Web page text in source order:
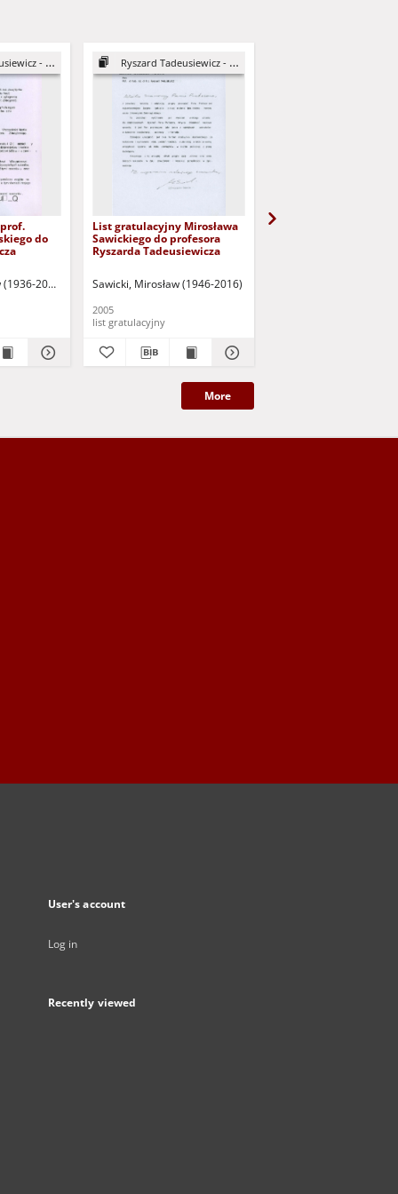
- DHC
do
2007)
Ryszard Tadeusiewicz - DHC
List gratulacyjny Mirosława
Sawickiego do profesora
Ryszarda Tadeusiewicza
Sawicki, Mirosław (1946-2016)
2005
list gratulacyjny
More
User's account
Log in
Recently viewed